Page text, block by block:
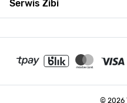
Serwis Zibi
© 2026